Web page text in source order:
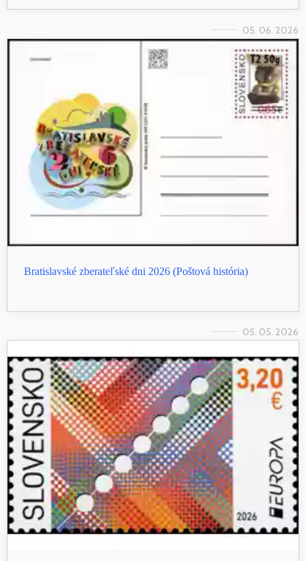
05. 06. 2026
Bratislavské zberateľské dni 2026 (Poštová história)
05. 05. 2026